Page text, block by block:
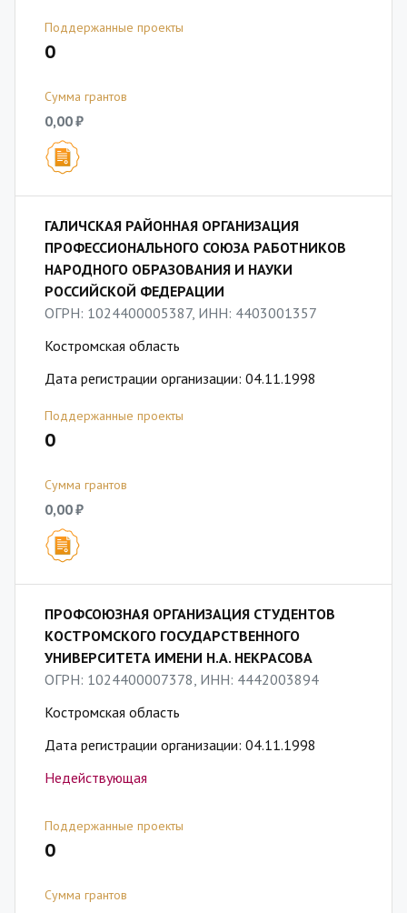
Поддержанные проекты
0
Сумма грантов
0,00 ₽
ГАЛИЧСКАЯ РАЙОННАЯ ОРГАНИЗАЦИЯ
ПРОФЕССИОНАЛЬНОГО СОЮЗА РАБОТНИКОВ
НАРОДНОГО ОБРАЗОВАНИЯ И НАУКИ
РОССИЙСКОЙ ФЕДЕРАЦИИ
ОГРН: 1024400005387, ИНН: 4403001357
Костромская область
Дата регистрации организации: 04.11.1998
Поддержанные проекты
0
Сумма грантов
0,00 ₽
ПРОФСОЮЗНАЯ ОРГАНИЗАЦИЯ СТУДЕНТОВ
КОСТРОМСКОГО ГОСУДАРСТВЕННОГО
УНИВЕРСИТЕТА ИМЕНИ Н.А. НЕКРАСОВА
ОГРН: 1024400007378, ИНН: 4442003894
Костромская область
Дата регистрации организации: 04.11.1998
Недействующая
Поддержанные проекты
0
Сумма грантов